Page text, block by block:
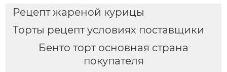
Рецепт жареной курицы
Торты рецепт условиях поставщики
Бенто торт основная страна
покупателя